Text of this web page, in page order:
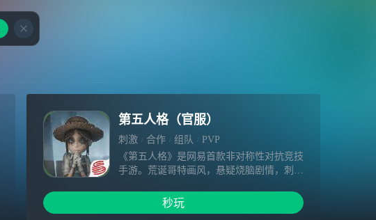
第五人格（官服）
刺激 合作 组队
PVP
《第五人格》是网易首款非对称性对抗竞技
手游。荒诞哥特画风，悬疑烧脑剧情，刺激
戏体验。玩家将扮演侦探奥尔菲斯，在收到
一封神秘的委托信后，进入恶名昭著的庄园
秒玩